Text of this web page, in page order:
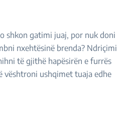
shkon gatimi juaj, por nuk doni
nxehtësinë brenda? Ndriçimi
të gjithë hapësirën e furrës
vështroni ushqimet tuaja edhe